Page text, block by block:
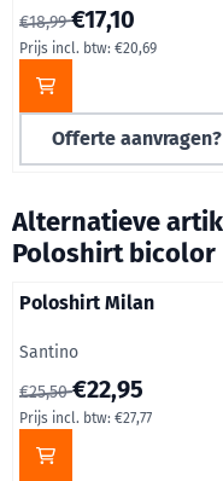
Van 18,99 voor 17,10,
€18,99€17,10
Prijs incl. btw: €20,69
Offerte aanvragen?
Alternatieve
Poloshirt bicolor
Poloshirt Milan
Merk:
Santino
Van 25,50 voor 22,95,
€25,50€22,95
Prijs incl. btw: €27,77